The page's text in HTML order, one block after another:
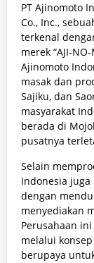
PT Ajinomoto
Co., Inc.,
terkenal
merek “AJI-
Ajinomoto
masak dan
Sajiku, dan
masyarakat
berada di
pusatnya
Selain
Indonesia
dengan
menyediakan
Perusahaan
melalui konsep
berupaya